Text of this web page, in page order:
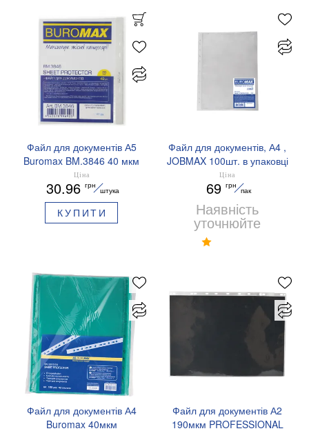
Файл для документів А5
Buromax BM.3846 40 мкм
20 шт.
Ціна
30.96 грн
штука
КУПИТИ
Файл для документів, А4 ,
JOBMAX 100шт. в упаковці
BUROMAX BM.3804
Ціна
69 грн
пак
Наявність
уточнюйте
Файл для документів А4
Buromax 40мкм
Файл для документів А2
190мкм PROFESSIONAL